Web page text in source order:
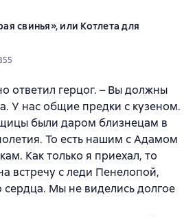
свинья», или Котлета для
рейтинг 4,8 на основе 1355 оценок
ответил герцог. – Вы должны
У нас общие предки с кузеном.
были даром близнецам в
То есть нашим с Адамом
Как только я приехал, то
встречу с леди Пенелопой,
сердца. Мы не виделись долгое